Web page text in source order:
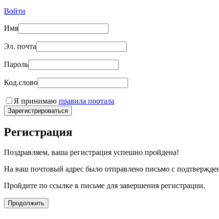
Войти
Имя
Эл. почта
Пароль
Код.слово
Я принимаю правила портала
Зарегистрироваться
Регистрация
Поздравляем, ваша регистрация успешно пройдена!
На ваш почтовый адрес было отправлено письмо с
Пройдите по ссылке в письме для завершения регистрации.
Продолжить